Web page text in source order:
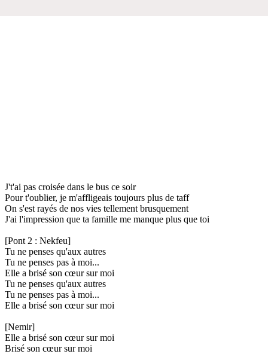
J't'ai pas croisée dans le bus ce soir
Pour t'oublier, je m'affligeais toujours plus de taff
On s'est rayés de nos vies tellement brusquement
J'ai l'impression que ta famille me manque plus que toi
[Pont 2 : Nekfeu]
Tu ne penses qu'aux autres
Tu ne penses pas à moi...
Elle a brisé son cœur sur moi
Tu ne penses qu'aux autres
Tu ne penses pas à moi...
Elle a brisé son cœur sur moi
[Nemir]
Elle a brisé son cœur sur moi
Brisé son cœur sur moi